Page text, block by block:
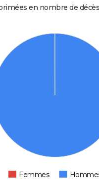
en nombre de
Femmes